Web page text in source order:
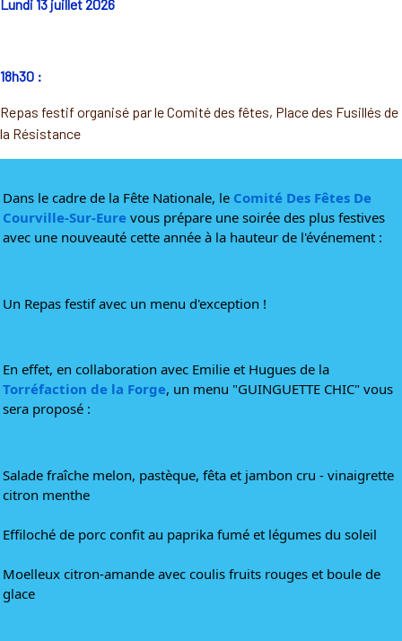
Lundi 13 juillet 2026
18h30 :
Repas festif organisé par le Comité des fêtes, Place des Fusillés de
la Résistance
Dans le cadre de la Fête Nationale, le Comité Des Fêtes De
Courville-Sur-Eure vous prépare une soirée des plus festives
avec une nouveauté cette année à la hauteur de l'événement :
Un Repas festif avec un menu d'exception !
Torréfaction de la Forge, un menu "GUINGUETTE CHIC" vous
sera proposé :
Salade fraîche melon, pastèque, fêta et jambon cru - vinaigrette
citron menthe
Effiloché de porc confit au paprika fumé et légumes du soleil
Moelleux citron-amande avec coulis fruits rouges et boule de
glace